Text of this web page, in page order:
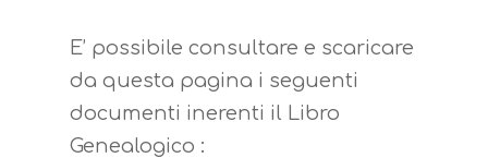
E’ possibile consultare e scaricare
da questa pagina i seguenti
documenti inerenti il Libro
Genealogico :